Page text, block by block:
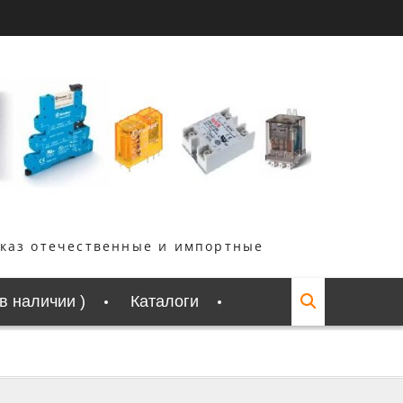
отечественные и импортные
наличии ) Каталоги